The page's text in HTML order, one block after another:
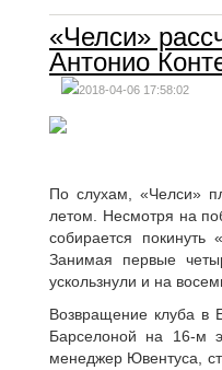
«Челси»
Антонио
2018-04-06 17:58:02
По слухам, «Челси»
летом. Несмотря на
собирается
Занимая первые
ускользнули и на
Возвращение клуба в
Барселоной на 16-м
менеджер Ювентуса,